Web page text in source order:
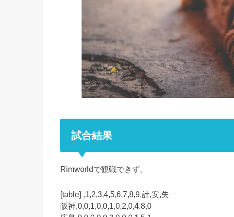
試合結果
Rimworldで観戦できず。
[table] ,1,2,3,4,5,6,7,8,9,計,安,失
阪神,0,0,1,0,0,1,0,2,0,4,8,0